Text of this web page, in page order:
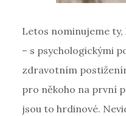
Letos nominujeme
– s psychologickými
zdravotním
pro někoho na první
jsou to hrdinové.